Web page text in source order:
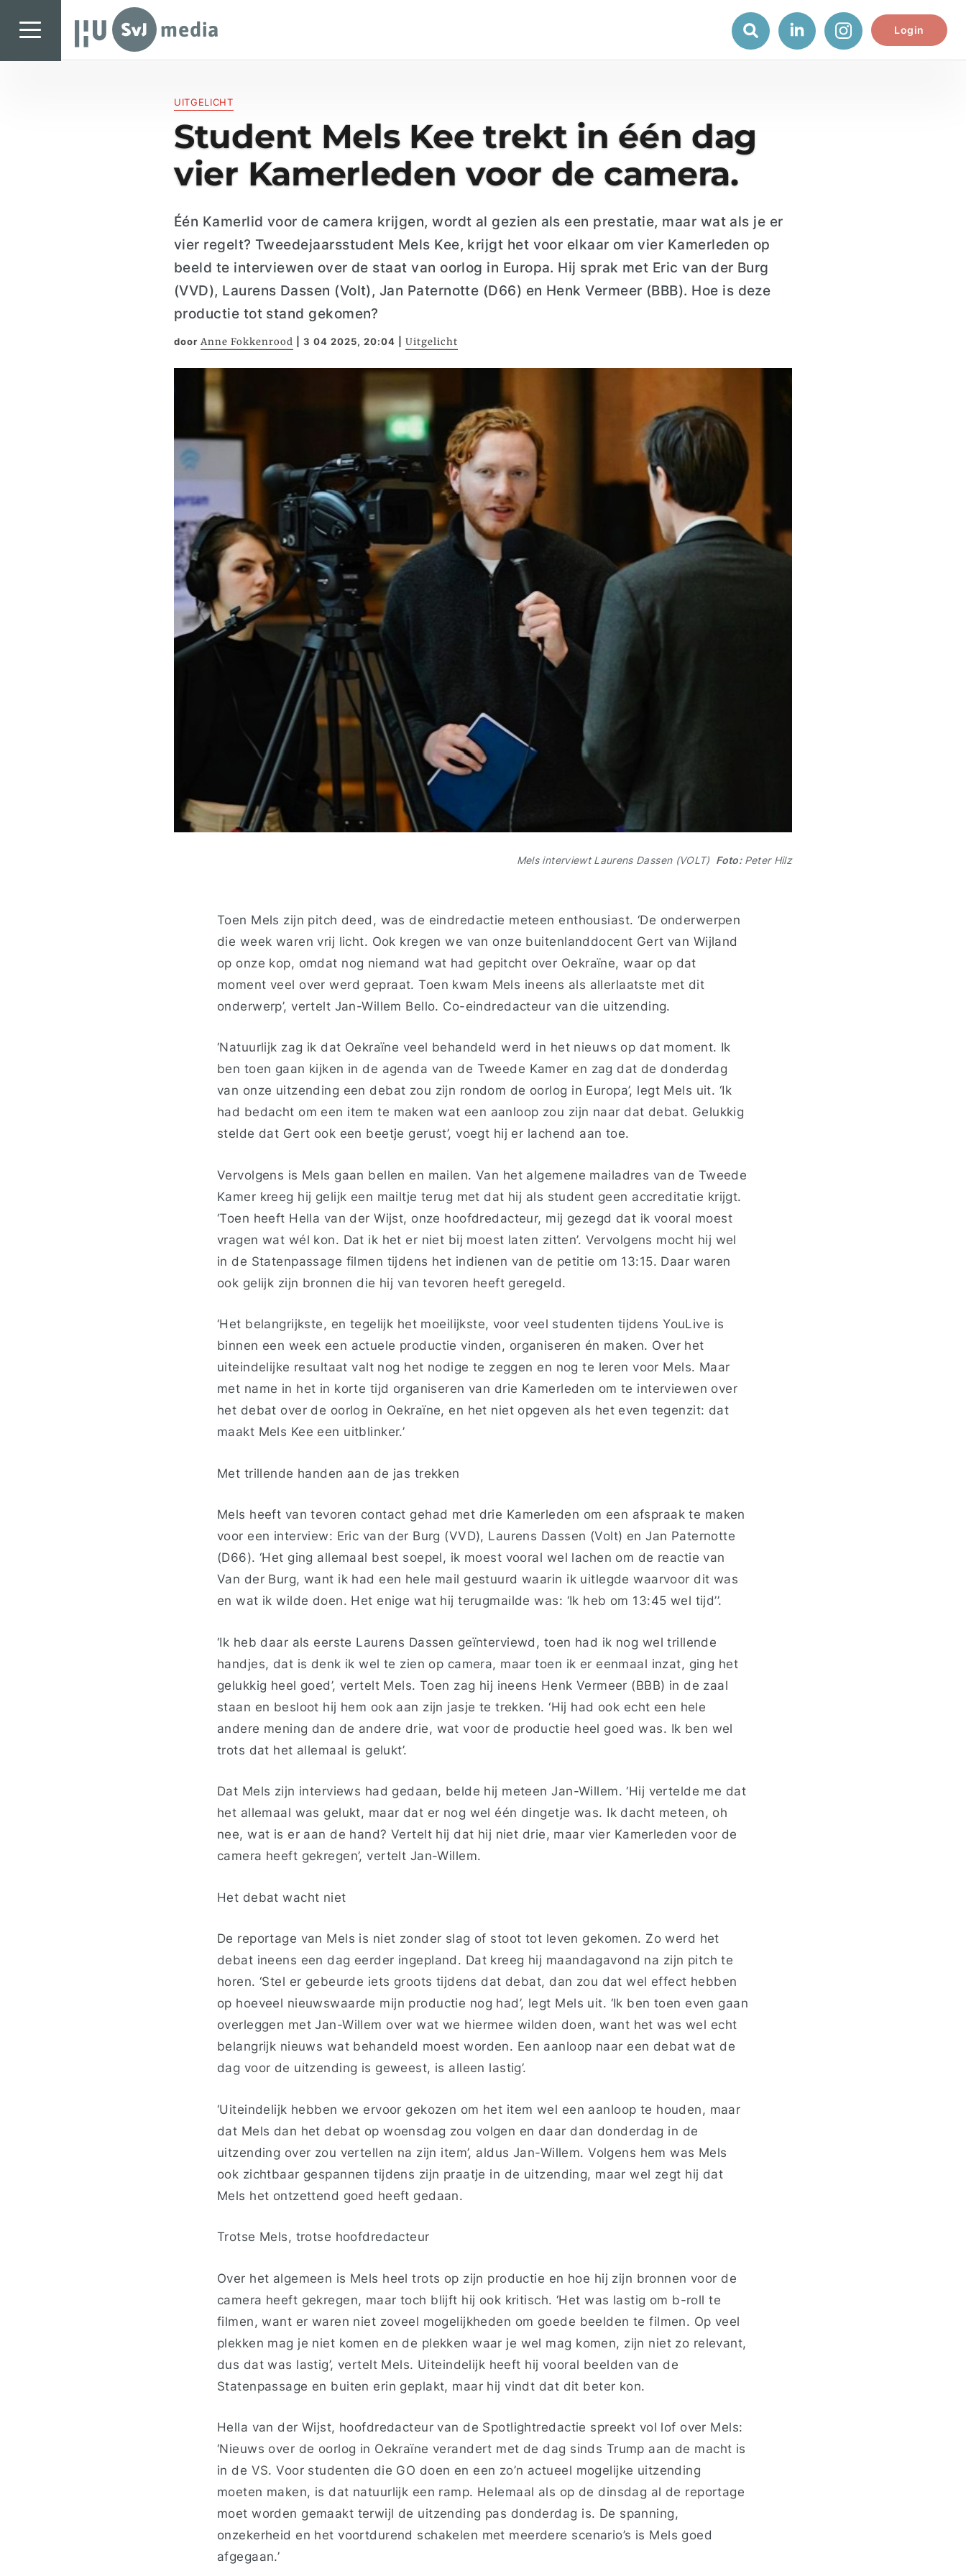
SvJ media Login
UITGELICHT
Student Mels Kee trekt in één dag
vier Kamerleden voor de camera.
Één Kamerlid voor de camera krijgen, wordt al gezien als een prestatie, maar wat als je er
vier regelt?Tweedejaarsstudent Mels Kee, krijgt het voor elkaar om vier Kamerleden op
beeld te interviewen over de staat van oorlog in Europa. Hij sprak met Eric van der Burg
(VVD), Laurens Dassen (Volt), Jan Paternotte (D66) en Henk Vermeer (BBB). Hoe is deze
productie tot stand gekomen?
door Anne Fokkenrood 3 04 2025, 20:04 Uitgelicht
Mels interviewt Laurens Dassen (VOLT) Foto: Peter Hilz
Toen Mels zijn pitch deed, was de eindredactie meteen enthousiast. ‘De onderwerpen
die week waren vrij licht. Ook kregen we van onze buitenlanddocent Gert van Wijland
op onze kop, omdat nog niemand wat had gepitcht over Oekraïne, waar op dat
moment veel over werd gepraat. Toen kwam Mels ineens als allerlaatste met dit
onderwerp’, vertelt Jan-Willem Bello. Co-eindredacteur van die uitzending.
‘Natuurlijk zag ik dat Oekraïne veel behandeld werd in het nieuws op dat moment. Ik
ben toen gaan kijken in de agenda van de Tweede Kamer en zag dat de donderdag
van onze uitzending een debat zou zijn rondom de oorlog in Europa’, legt Mels uit. ‘Ik
had bedacht om een item te maken wat een aanloop zou zijn naar dat debat. Gelukkig
stelde dat Gert ook een beetje gerust’, voegt hij er lachend aan toe.
Vervolgens is Mels gaan bellen en mailen. Van het algemene mailadres van de Tweede
Kamer kreeg hij gelijk een mailtje terug met dat hij als student geen accreditatie krijgt.
‘Toen heeft Hella van der Wijst, onze hoofdredacteur, mij gezegd dat ik vooral moest
vragen wat wél kon. Dat ik het er niet bij moest laten zitten’. Vervolgens mocht hij wel
in de Statenpassage filmen tijdens het indienen van de petitie om 13:15. Daar waren
ook gelijk zijn bronnen die hij van tevoren heeft geregeld.
‘Het belangrijkste, en tegelijk het moeilijkste, voor veel studenten tijdens YouLive is
binnen een week een actuele productie vinden, organiseren én maken. Over het
uiteindelijke resultaat valt nog het nodige te zeggen en nog te leren voor Mels. Maar
met name in het in korte tijd organiseren van drie Kamerleden om te interviewen over
het debat over de oorlog in Oekraïne, en het niet opgeven als het even tegenzit: dat
maakt Mels Kee een uitblinker.’
Met trillende handen aan de jas trekken
Mels heeft van tevoren contact gehad met drie Kamerleden om een afspraak te maken
voor een interview: Eric van der Burg (VVD), Laurens Dassen (Volt) en Jan Paternotte
(D66). ‘Het ging allemaal best soepel, ik moest vooral wel lachen om de reactie van
Van der Burg, want ik had een hele mail gestuurd waarin ik uitlegde waarvoor dit was
en wat ik wilde doen. Het enige wat hij terugmailde was: ‘Ik heb om 13:45 wel tijd’’.
‘Ik heb daar als eerste Laurens Dassen geïnterviewd, toen had ik nog wel trillende
handjes, dat is denk ik wel te zien op camera, maar toen ik er eenmaal inzat, ging het
gelukkig heel goed’, vertelt Mels. Toen zag hij ineens Henk Vermeer (BBB) in de zaal
staan en besloot hij hem ook aan zijn jasje te trekken. ‘Hij had ook echt een hele
andere mening dan de andere drie, wat voor de productie heel goed was. Ik ben wel
trots dat het allemaal is gelukt’.
Dat Mels zijn interviews had gedaan, belde hij meteen Jan-Willem. ‘Hij vertelde me dat
het allemaal was gelukt, maar dat er nog wel één dingetje was. Ik dacht meteen, oh
nee, wat is er aan de hand? Vertelt hij dat hij niet drie, maar vier Kamerleden voor de
camera heeft gekregen’, vertelt Jan-Willem.
Het debat wacht niet
De reportage van Mels is niet zonder slag of stoot tot leven gekomen. Zo werd het
debat ineens een dag eerder ingepland. Dat kreeg hij maandagavond na zijn pitch te
horen. ‘Stel er gebeurde iets groots tijdens dat debat, dan zou dat wel effect hebben
op hoeveel nieuwswaarde mijn productie nog had’, legt Mels uit. ‘Ik ben toen even gaan
overleggen met Jan-Willem over wat we hiermee wilden doen, want het was wel echt
belangrijk nieuws wat behandeld moest worden. Een aanloop naar een debat wat de
dag voor de uitzending is geweest, is alleen lastig’.
‘Uiteindelijk hebben we ervoor gekozen om het item wel een aanloop te houden, maar
dat Mels dan het debat op woensdag zou volgen en daar dan donderdag in de
uitzending over zou vertellen na zijn item’, aldus Jan-Willem. Volgens hem was Mels
ook zichtbaar gespannen tijdens zijn praatje in de uitzending, maar wel zegt hij dat
Mels het ontzettend goed heeft gedaan.
Trotse Mels, trotse hoofdredacteur
Over het algemeen is Mels heel trots op zijn productie en hoe hij zijn bronnen voor de
camera heeft gekregen, maar toch blijft hij ook kritisch. ‘Het was lastig om b-roll te
filmen, want er waren niet zoveel mogelijkheden om goede beelden te filmen. Op veel
plekken mag je niet komen en de plekken waar je wel mag komen, zijn niet zo relevant,
dus dat was lastig’, vertelt Mels. Uiteindelijk heeft hij vooral beelden van de
Statenpassage en buiten erin geplakt, maar hij vindt dat dit beter kon.
Hella van der Wijst, hoofdredacteur van de Spotlightredactie spreekt vol lof over Mels:
‘Nieuws over de oorlog in Oekraïne verandert met de dag sinds Trump aan de macht is
in de VS. Voor studenten die GO doen en een zo’n actueel mogelijke uitzending
moeten maken, is dat natuurlijk een ramp. Helemaal als op de dinsdag al de reportage
moet worden gemaakt terwijl de uitzending pas donderdag is. De spanning,
onzekerheid en het voortdurend schakelen met meerdere scenario’s is Mels goed
afgegaan.’
Specials & International
Freelancebureau
Introductiefestival
Agenda & Vacatures